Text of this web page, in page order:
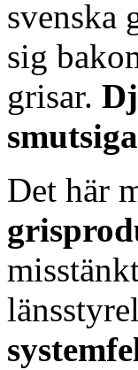
svenska
sig
grisar.
Det här